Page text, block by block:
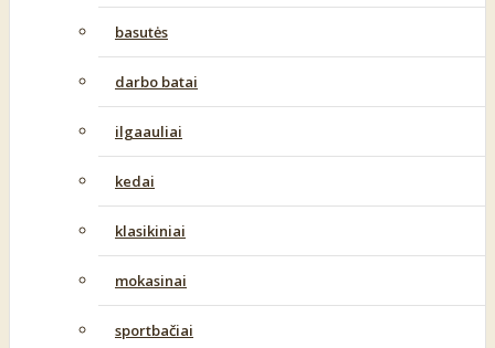
basutės
darbo batai
ilgaauliai
kedai
klasikiniai
mokasinai
sportbačiai